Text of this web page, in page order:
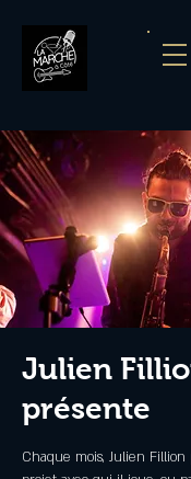
Julien
présente
Chaque mois, Julien